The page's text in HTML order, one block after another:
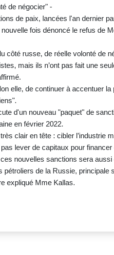
de négocier" -
de paix, lancées l'an dernier
fois dénoncé le refus de
côté russe, de réelle volonté de
mais ils n’ont pas fait une
elle, de continuer à accentuer
d'un nouveau "paquet" de
en février 2022.
clair en tête : cibler l’industrie
lever de capitaux pour
nouvelles sanctions sera
pétroliers de la Russie, principale
expliqué Mme Kallas.